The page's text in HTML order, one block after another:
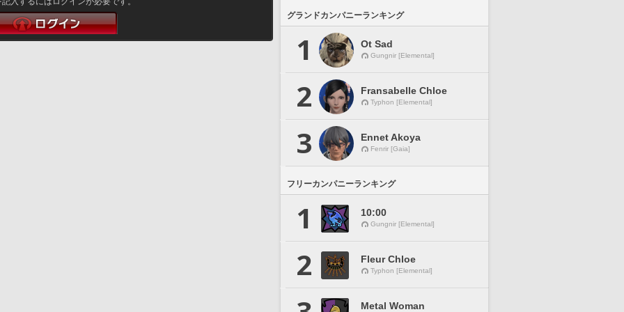
グランドカンパニーランキング
1 Ot Sad
Gungnir [Elemental]
2 Fransabelle Chloe
Typhon [Elemental]
3 Ennet Akoya
Fenrir [Gaia]
フリーカンパニーランキング
1 10:00
Gungnir [Elemental]
2 Fleur Chloe
Typhon [Elemental]
Metal Woman